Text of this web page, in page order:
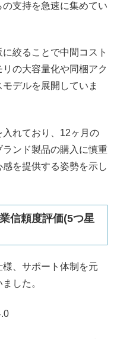
支持を急速に集めてい
絞ることで中間コスト
の大容量化や同梱アク
デルを展開していま
れており、12ヶ月の
ンド製品の購入に慎重
を提供する姿勢を示し
信頼度評価(5つ星
、サポート体制を元
した。